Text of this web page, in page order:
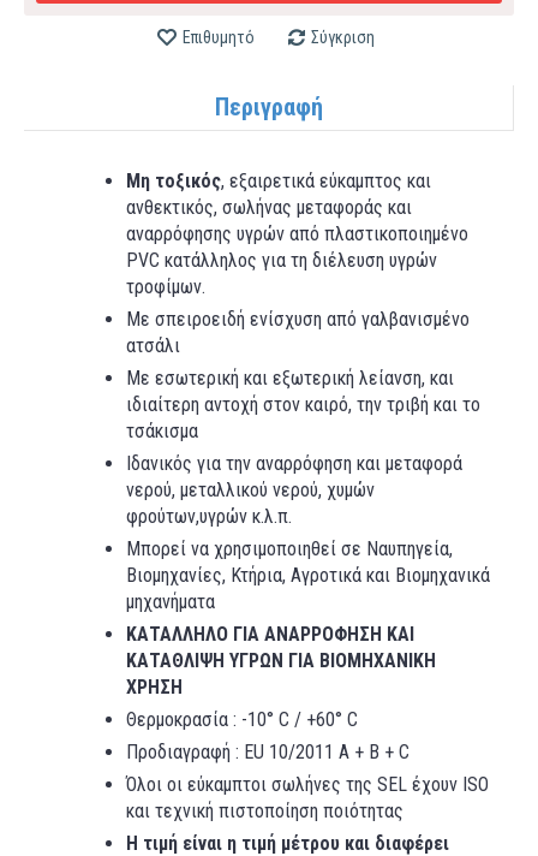
Επιθυμητό Σύγκριση
Περιγραφή
Μη τοξικός, εξαιρετικά εύκαμπτος και
ανθεκτικός, σωλήνας μεταφοράς και
αναρρόφησης υγρών από πλαστικοποιημένο
PVC κατάλληλος για τη διέλευση υγρών
τροφίμων.
Με σπειροειδή ενίσχυση από γαλβανισμένο
ατσάλι
Με εσωτερική και εξωτερική λείανση, και
ιδιαίτερη αντοχή στον καιρό, την τριβή και το
τσάκισμα
Ιδανικός για την αναρρόφηση και μεταφορά
νερού, μεταλλικού νερού, χυμών
φρούτων,υγρών κ.λ.π.
Μπορεί να χρησιμοποιηθεί σε Ναυπηγεία,
Βιομηχανίες, Κτήρια, Αγροτικά και Βιομηχανικά
μηχανήματα
ΚΑΤΑΛΛΗΛΟ ΓΙΑ ΑΝΑΡΡΟΦΗΣΗ ΚΑΙ
ΚΑΤΑΘΛΙΨΗ ΥΓΡΩΝ ΓΙΑ ΒΙΟΜΗΧΑΝΙΚΗ
ΧΡΗΣΗ
Θερμοκρασία : -10° C / +60° C
Προδιαγραφή : EU 10/2011 A + B + C
Όλοι οι εύκαμπτοι σωλήνες της SEL έχουν ISO
και τεχνική πιστοποίηση ποιότητας
Η τιμή είναι η τιμή μέτρου και διαφέρει